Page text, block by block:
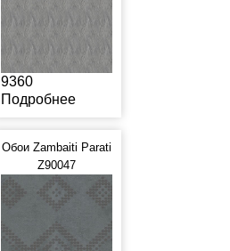
9360
Подробнее
Обои Zambaiti Parati
Z90047